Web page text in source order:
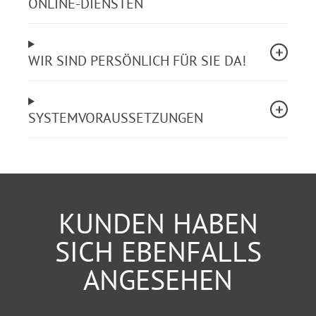
WIR SIND PERSÖNLICH FÜR SIE DA!
SYSTEMVORAUSSETZUNGEN
KUNDEN HABEN
SICH EBENFALLS
ANGESEHEN